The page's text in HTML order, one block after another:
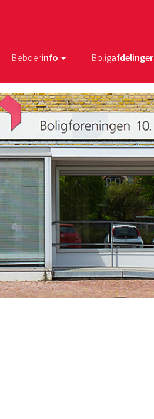
Beboerinfo Boligafdelinger